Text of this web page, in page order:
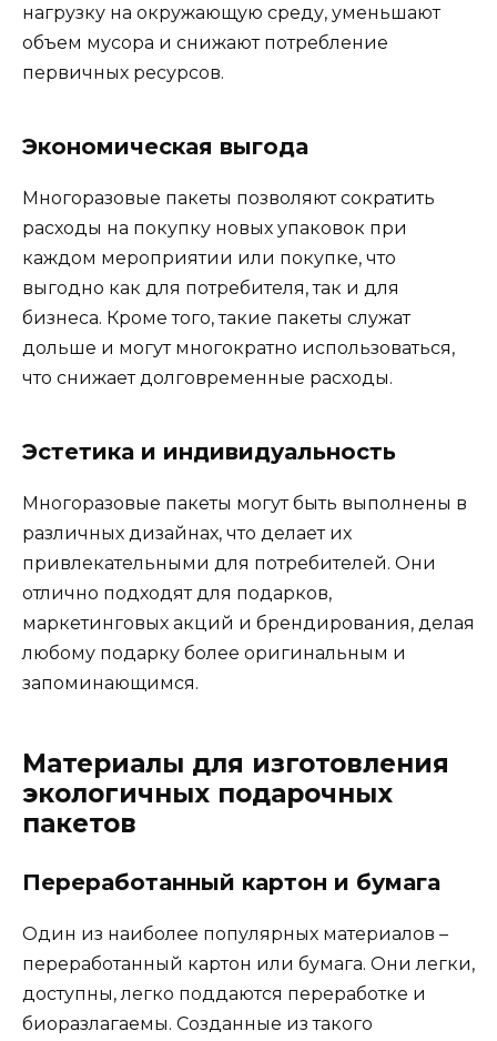
нагрузку на окружающую среду, уменьшают
объем мусора и снижают потребление
первичных ресурсов.
Экономическая выгода
Многоразовые пакеты позволяют сократить
расходы на покупку новых упаковок при
каждом мероприятии или покупке, что
выгодно как для потребителя, так и для
бизнеса. Кроме того, такие пакеты служат
дольше и могут многократно использоваться,
что снижает долговременные расходы.
Эстетика и индивидуальность
Многоразовые пакеты могут быть выполнены в
различных дизайнах, что делает их
привлекательными для потребителей. Они
отлично подходят для подарков,
маркетинговых акций и брендирования, делая
любому подарку более оригинальным и
запоминающимся.
Материалы для изготовления
экологичных подарочных
пакетов
Переработанный картон и бумага
Один из наиболее популярных материалов –
переработанный картон или бумага. Они легки,
доступны, легко поддаются переработке и
биоразлагаемы. Созданные из такого